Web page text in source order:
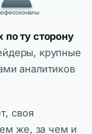
ту сторону
крупные
аналитиков
своя
же, за чем и